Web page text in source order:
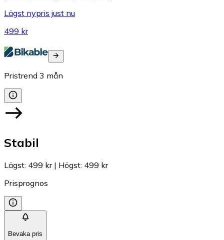
Lägst nypris just nu
499 kr
Pristrend 3 mån
Stabil
Lägst: 499 kr| Högst: 499 kr
Prisprognos
Bevaka pris